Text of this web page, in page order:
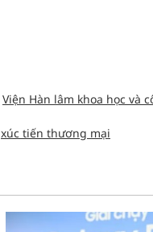
Viện Hàn lâm khoa học và
xúc tiến thương mại